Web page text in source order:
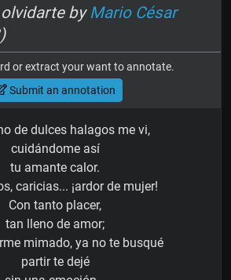
byMario César
or extract your want to annotate.
Submit an annotation
de dulces halagos me vi,
cuidándome así
tu amante calor.
caricias... ¡ardor de mujer!
Con tanto placer,
tan lleno de amor;
mimado, ya no te busqué
partir te dejé